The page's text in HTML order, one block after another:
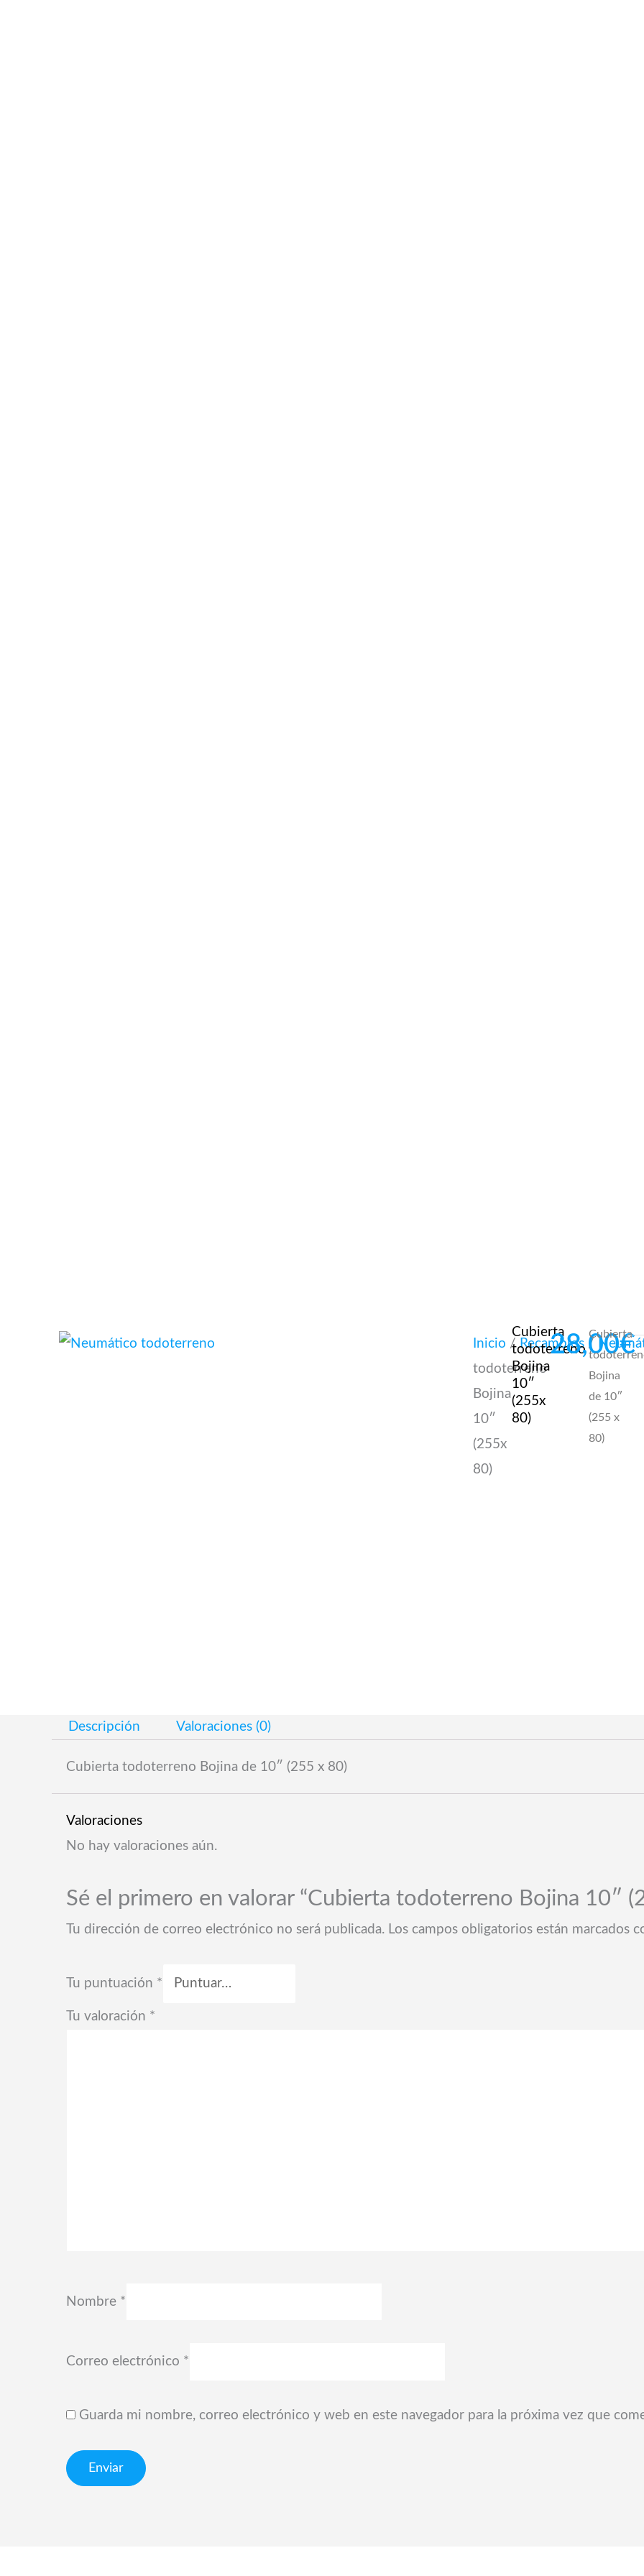
Inicio /Recambios /
todoterreno
Bojina
10″
(255x
80)
Cubierta
todoterreno
Bojina
10″
(255x
80)
28,00€
Cubierta
Bojina
de 10″
(255 x
80)
Descripción Valoraciones (0)
Cubierta todoterreno Bojina de 10″ (255 x 80)
Valoraciones
No hay valoraciones aún.
Sé el primero en valorar “Cubierta todoterreno Bojina 10″
Tu dirección de correo electrónico no será publicada. Los campos obligatorios están marcados
Tu puntuación *
Tu valoración *
Nombre *
Correo electrónico *
Guarda mi nombre, correo electrónico y web en este navegador para la próxima vez que